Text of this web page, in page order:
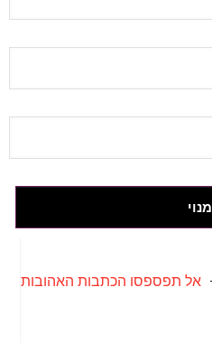
מנוי
אל תפספסו הכתבות האהובות